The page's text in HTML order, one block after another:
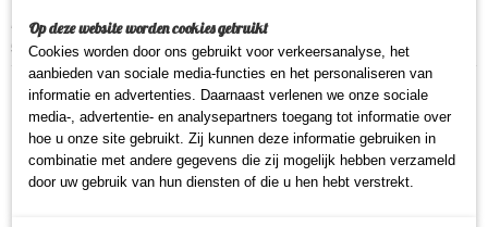
Home>Beauty>Make-up>Ogen>
groen
Op deze website worden cookies gebruikt
Cookies worden door ons gebruikt voor verkeersanalyse, het
aanbieden van sociale media-functies en het personaliseren van
informatie en advertenties. Daarnaast verlenen we onze sociale
media-, advertentie- en analysepartners toegang tot informatie over
hoe u onze site gebruikt. Zij kunnen deze informatie gebruiken in
combinatie met andere gegevens die zij mogelijk hebben verzameld
door uw gebruik van hun diensten of die u hen hebt verstrekt.